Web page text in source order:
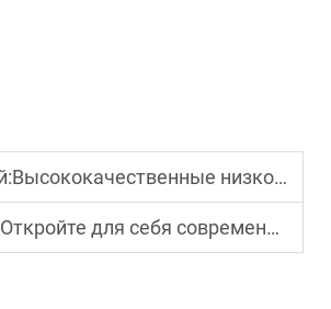
Высококачественные низковольтные шкафы для надежного распределения электроэнергии
Откройте для себя современные шкафы низкого напряжения для оптимальной производительности